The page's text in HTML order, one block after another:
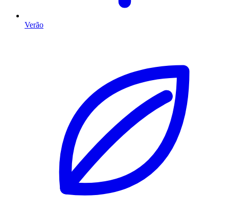
Verão